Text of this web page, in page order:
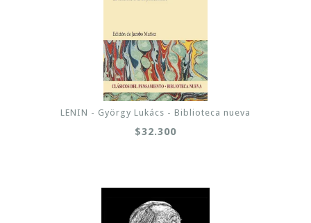
LENIN - György Lukács - Biblioteca nueva
$32.300